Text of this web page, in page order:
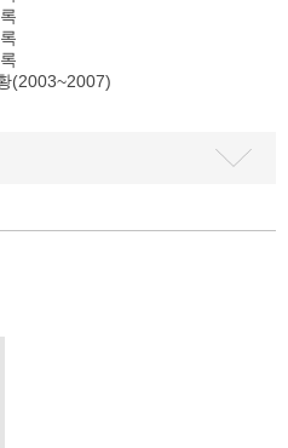
(2003~2007)